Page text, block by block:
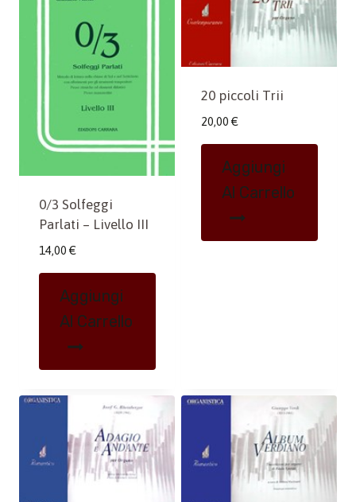
0/3 Solfeggi
Parlati – Livello III
14,00 €
Aggiungi
Al Carrello
20 piccoli Trii
20,00 €
Aggiungi
Al Carrello